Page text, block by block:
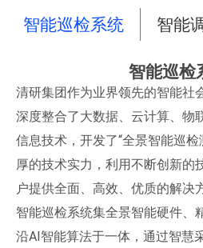
智能巡检系统 智能
智能巡检
清研集团作为业界领先的智能社
深度整合了大数据、云计算、物
信息技术，开发了“全景智能巡
厚的技术实力，利用不断创新的
户提供全面、高效、优质的解决
智能巡检系统集全景智能硬件、
沿AI智能算法于一体，通过智慧